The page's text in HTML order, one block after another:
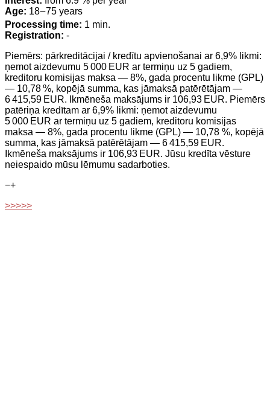
Age: 18౼75 years
Processing time: 1 min.
Registration: -
Piemērs: pārkreditācijai / kredītu apvienošanai ar 6,9% likmi:
ņemot aizdevumu 5 000 EUR ar termiņu uz 5 gadiem,
kreditoru komisijas maksa — 8%, gada procentu likme (GPL)
— 10,78 %, kopējā summa, kas jāmaksā patērētājam —
6 415,59 EUR. Ikmēneša maksājums ir 106,93 EUR. Piemērs
patēriņa kredītam ar 6,9% likmi: ņemot aizdevumu
5 000 EUR ar termiņu uz 5 gadiem, kreditoru komisijas
maksa — 8%, gada procentu likme (GPL) — 10,78 %, kopējā
summa, kas jāmaksā patērētājam — 6 415,59 EUR.
Ikmēneša maksājums ir 106,93 EUR. Jūsu kredīta vēsture
neiespaido mūsu lēmumu sadarboties.
−+
>>>>>